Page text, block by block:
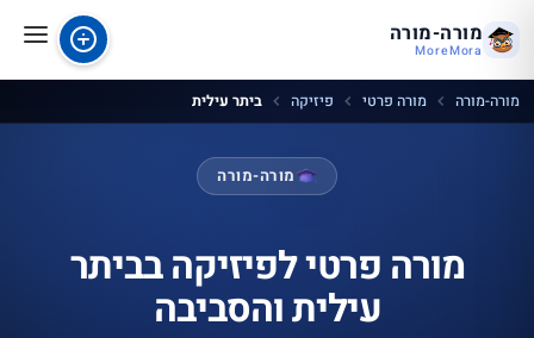
מורה-מורה
MoreMora
מורה-מורה מורה פרטי פיזיקה ביתר עילית
מורה-מורה
מורה פרטי לפיזיקה בביתר
עילית והסביבה